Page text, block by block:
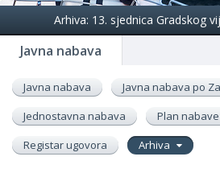
Javna nabava
Arhiva: 13. sjednica Gradskog
Javna nabava
Javna nabava po
Jednostavna nabava
Plan
Registar ugovora
Arhiva